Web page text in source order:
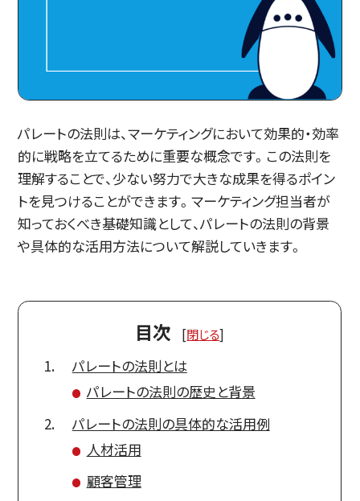
パレートの法則は、マーケティングにおいて効果的・効率
的に戦略を立てるために重要な概念です。この法則を
理解することで、少ない努力で大きな成果を得るポイン
トを見つけることができます。マーケティング担当者が
知っておくべき基礎知識として、パレートの法則の背景
や具体的な活用方法について解説していきます。
目次 [閉じる]
パレートの法則とは
パレートの法則の歴史と背景
パレートの法則の具体的な活用例
人材活用
顧客管理